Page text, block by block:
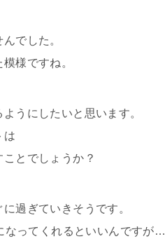
でした。
様ですね。
うにしたいと思います。
は
とでしょうか？
過ぎていきそうです。
なってくれるといいんですが…